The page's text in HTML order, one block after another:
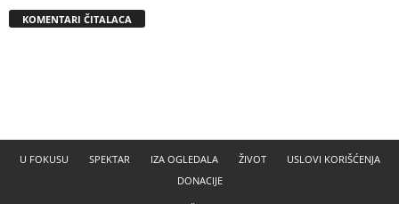
KOMENTARI ČITALACA
U FOKUSU SPEKTAR IZA OGLEDALA ŽIVOT
USLOVI KORIŠĆENJA
DONACIJE